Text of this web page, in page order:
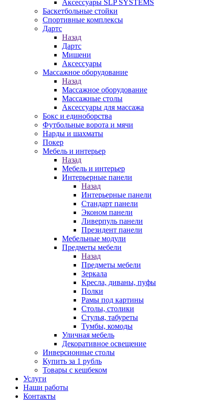
Аксессуары SLP SYSTEMS
Баскетбольные стойки
Спортивные комплексы
Дартс
Назад
Дартс
Мишени
Аксессуары
Массажное оборудование
Назад
Массажное оборудование
Массажные столы
Аксессуары для массажа
Бокс и единоборства
Футбольные ворота и мячи
Нарды и шахматы
Покер
Мебель и интерьер
Назад
Мебель и интерьер
Интерьерные панели
Назад
Интерьерные панели
Стандарт панели
Эконом панели
Ливерпуль панели
Президент панели
Мебельные модули
Предметы мебели
Назад
Предметы мебели
Зеркала
Кресла, диваны, пуфы
Полки
Рамы под картины
Столы, столики
Стулья, табуреты
Тумбы, комоды
Уличная мебель
Декоративное освещение
Инверсионные столы
Купить за 1 рубль
Товары с кешбеком
Услуги
Наши работы
Контакты